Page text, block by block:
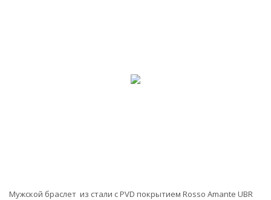
Мужской браслет из стали с PVD покрытием Rosso Amante UBR